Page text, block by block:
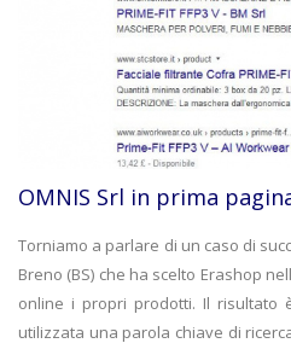
OMNIS Srl in prima
Torniamo a parlare di un caso di
Breno (BS) che ha scelto Erashop
online i propri prodotti. Il risultato
utilizzata una parola chiave di